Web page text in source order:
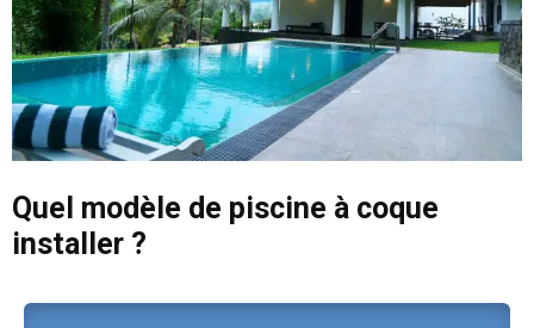
Quel modèle de piscine à coque
installer ?